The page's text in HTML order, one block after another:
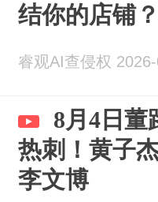
结你的店铺
睿观AI查侵权
8月4日董
热刺！黄子
李文博